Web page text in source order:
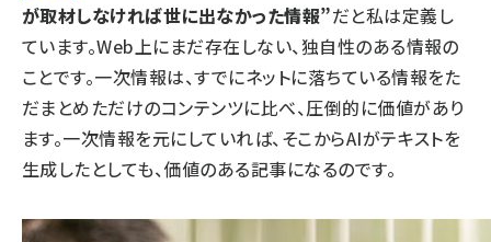
が取材しなければ世に出なかった情報”だと私は定義し
ています。Web上にまだ存在しない、独自性のある情報の
ことです。一次情報は、すでにネットに落ちている情報をた
だまとめただけのコンテンツに比べ、圧倒的に価値があり
ます。一次情報を元にしていれば、そこからAIがテキストを
生成したとしても、価値のある記事になるのです。